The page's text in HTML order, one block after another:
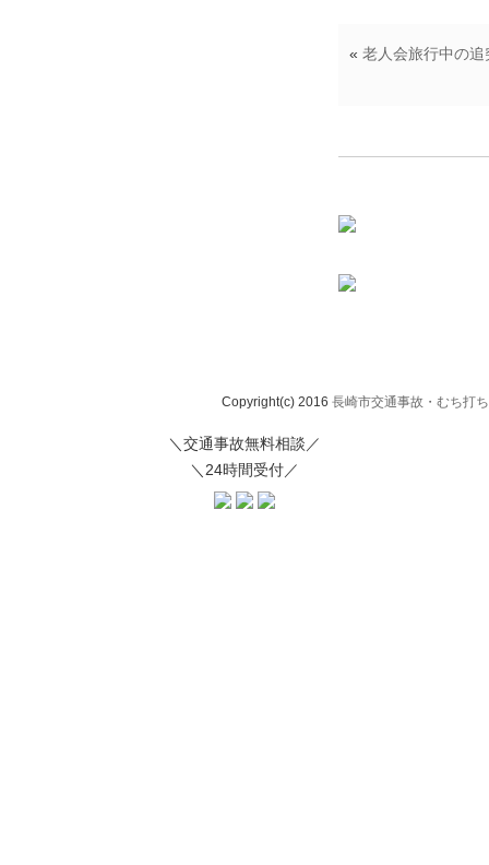
« 老人会旅行中の追
Copyright(c) 2016 長崎市交通事故・むち打
＼交通事故無料相談／
＼24時間受付／